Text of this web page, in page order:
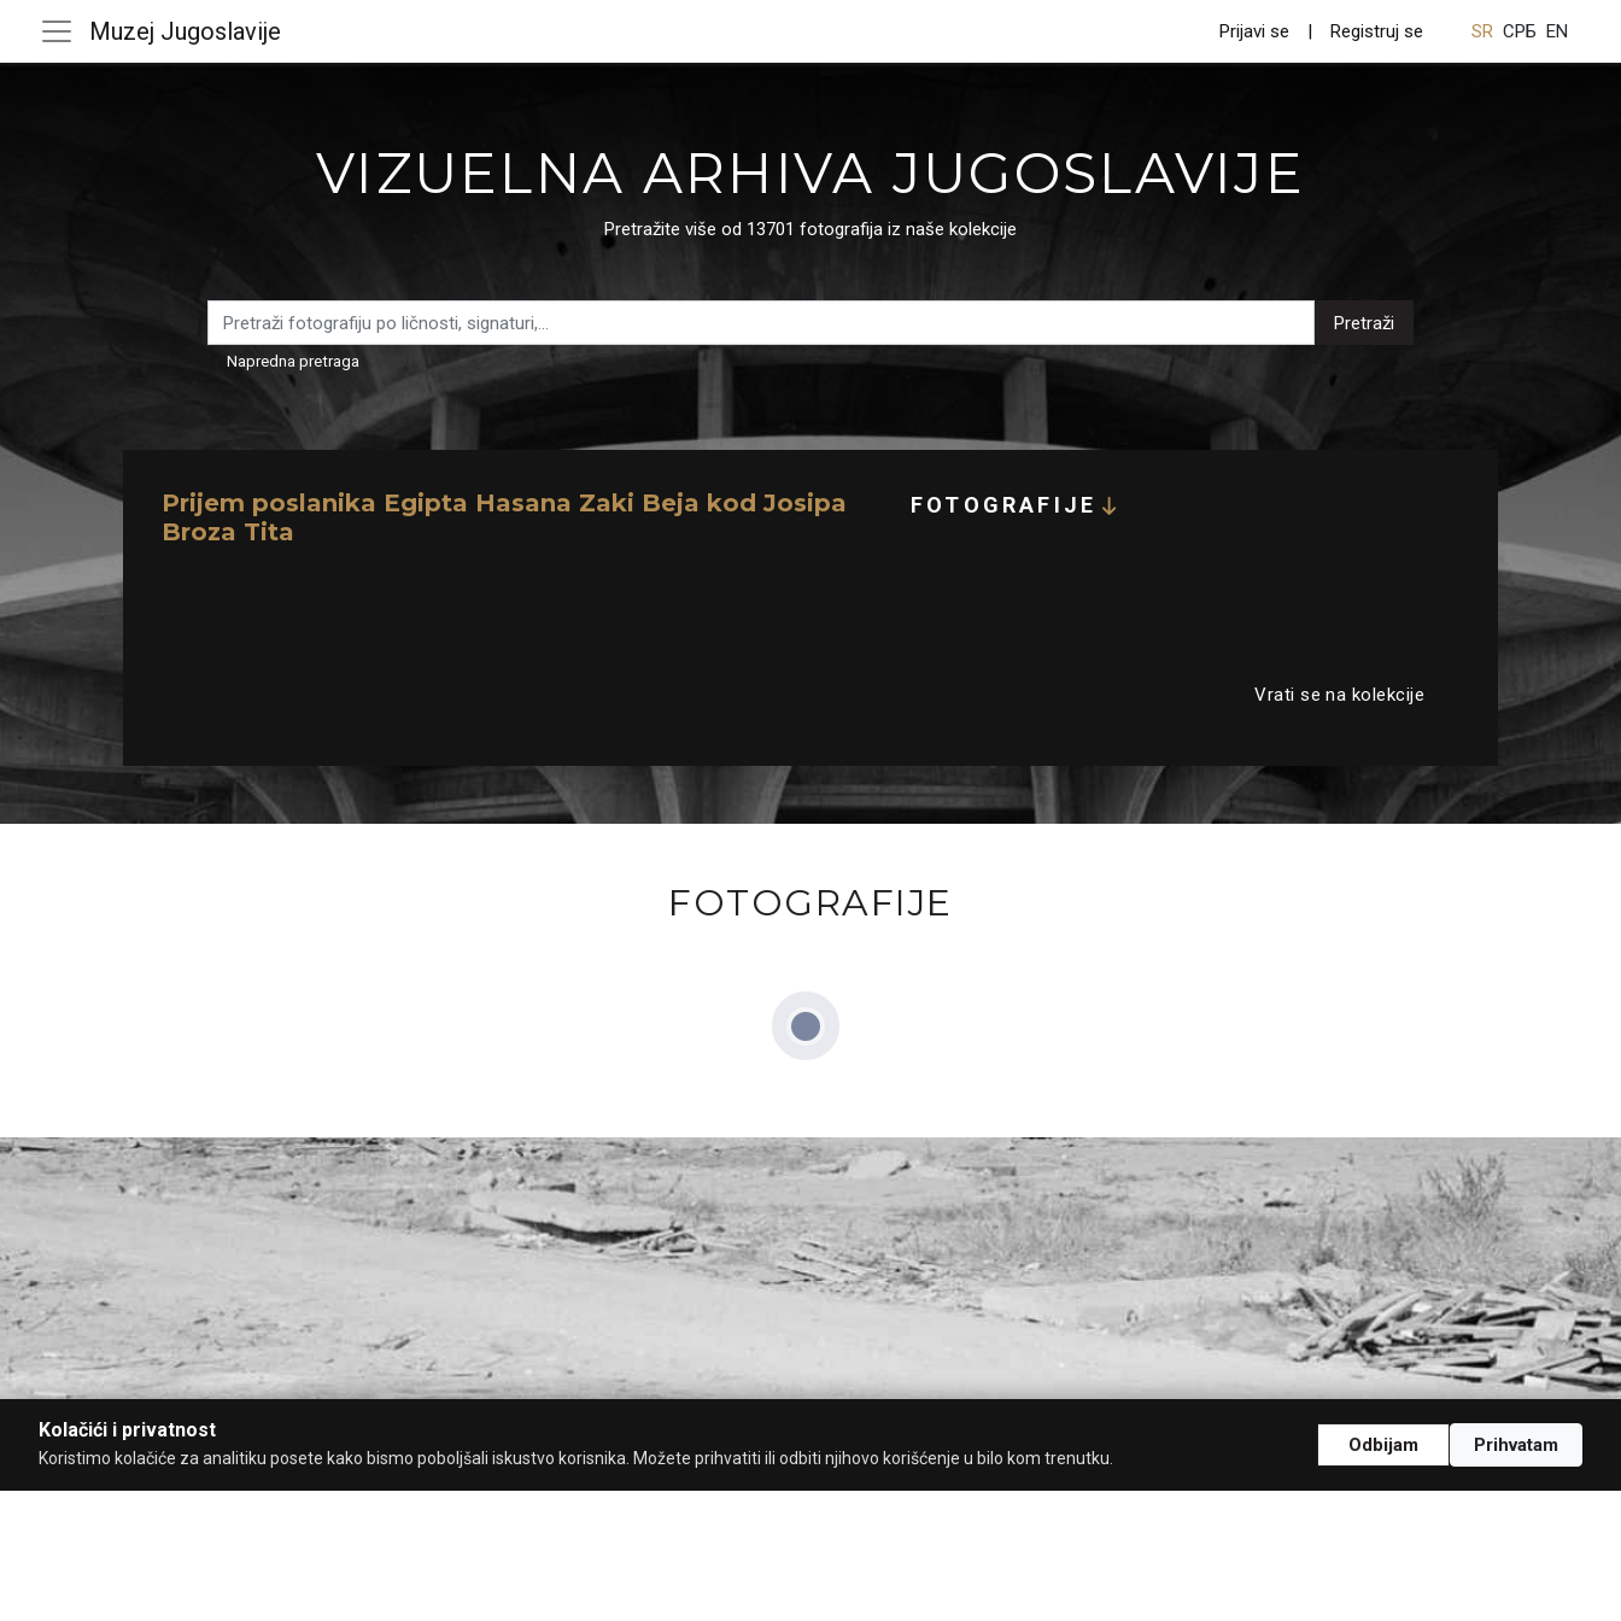
Muzej Jugoslavije Prijavi se Registruj se SR СРБ EN
VIZUELNA ARHIVA JUGOSLAVIJE
Pretražite više od 13701 fotografija iz naše kolekcije
Pretraži
Napredna pretraga
Prijem poslanika Egipta Hasana Zaki Beja kod Josipa
Broza Tita
FOTOGRAFIJE
Vrati se na kolekcije
FOTOGRAFIJE
Kolačići i privatnost
Koristimo kolačiće za analitiku posete kako bismo poboljšali iskustvo korisnika. Možete prihvatiti ili odbiti njihovo korišćenje u bilo kom trenutku.
Odbijam Prihvatam